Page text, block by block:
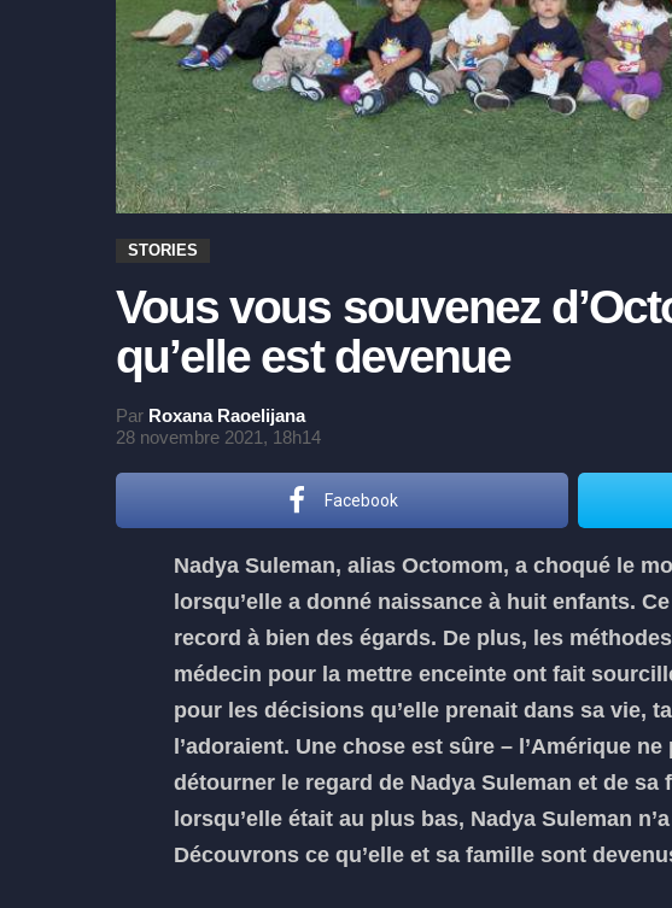
STORIES
Vous vous souvenez
qu’elle est devenue
Par Roxana Raoelijana
28 novembre 2021, 18h14
Facebook
Nadya Suleman, alias Octomom, a choqué le
lorsqu’elle a donné naissance à huit enfants.
record à bien des égards. De plus, les
médecin pour la mettre enceinte ont fait
pour les décisions qu’elle prenait dans sa vie,
l’adoraient. Une chose est sûre – l’Amérique
détourner le regard de Nadya Suleman et de sa
lorsqu’elle était au plus bas, Nadya Suleman
Découvrons ce qu’elle et sa famille sont